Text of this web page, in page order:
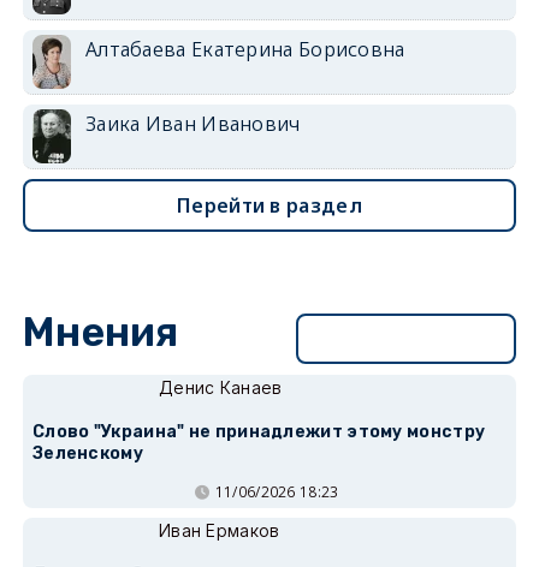
Алтабаева Екатерина Борисовна
Заика Иван Иванович
Перейти в раздел
Мнения
Денис Канаев
Слово "Украина" не принадлежит этому монстру
Зеленскому
11/06/2026 18:23
Иван Ермаков